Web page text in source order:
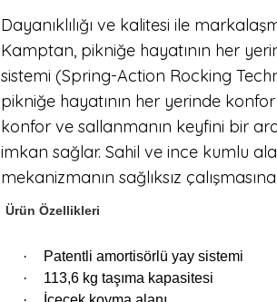
Dayanıklılığı ve kalitesi ile
Kamptan, pikniğe hayatının her
sistemi (Spring-Action Rocking
pikniğe hayatının her yerinde
konfor ve sallanmanın keyfini bir
imkan sağlar. Sahil ve ince kumlu
mekanizmanın sağlıksız
Ürün Özellikleri
·
Patentli amortisörlü yay sistemi
·
113,6 kg taşıma kapasitesi